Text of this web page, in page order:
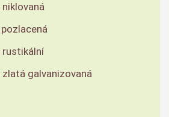
rustikální
galvanizovaná